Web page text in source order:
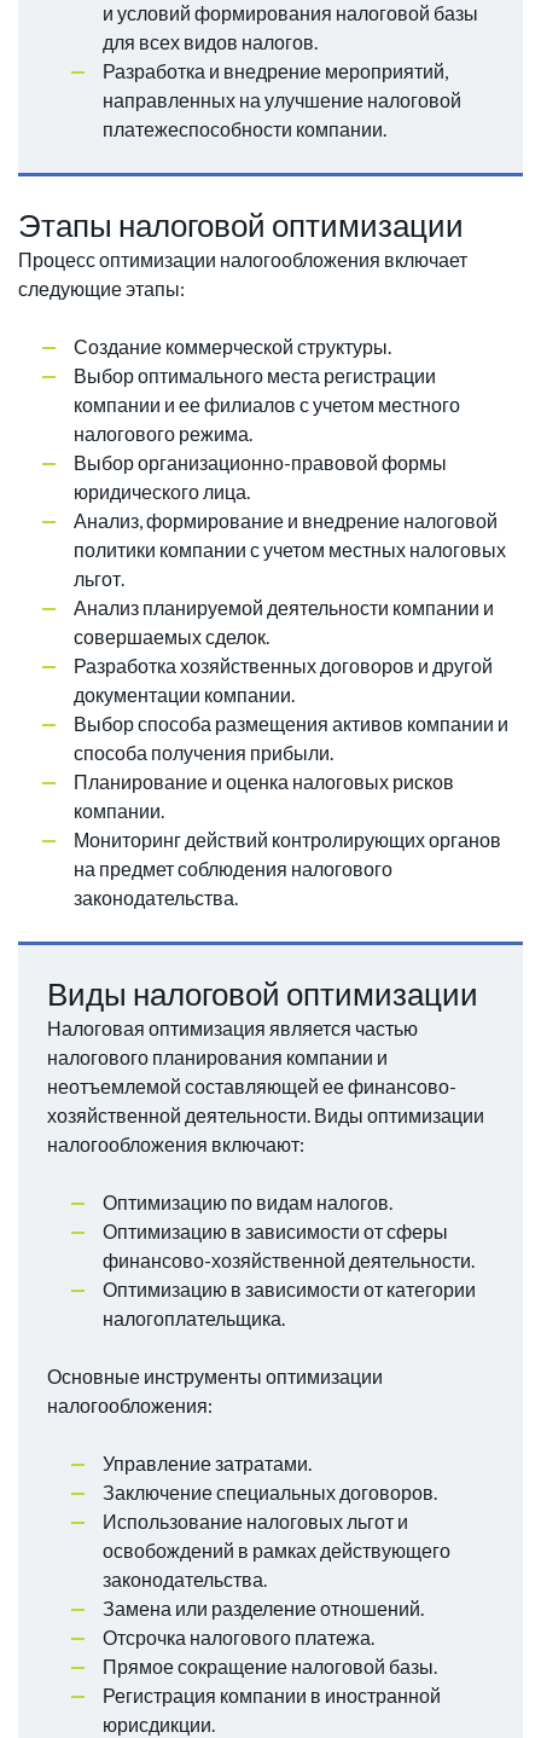
и условий формирования налоговой базы
для всех видов налогов.
Разработка и внедрение мероприятий,
направленных на улучшение налоговой
платежеспособности компании.
Этапы налоговой оптимизации
Процесс оптимизации налогообложения включает
следующие этапы:
Создание коммерческой структуры.
Выбор оптимального места регистрации
компании и ее филиалов с учетом местного
налогового режима.
Выбор организационно-правовой формы
юридического лица.
Анализ, формирование и внедрение налоговой
политики компании с учетом местных налоговых
льгот.
Анализ планируемой деятельности компании и
совершаемых сделок.
Разработка хозяйственных договоров и другой
документации компании.
Выбор способа размещения активов компании и
способа получения прибыли.
Планирование и оценка налоговых рисков
компании.
Мониторинг действий контролирующих органов
на предмет соблюдения налогового
законодательства.
Виды налоговой оптимизации
Налоговая оптимизация является частью
налогового планирования компании и
неотъемлемой составляющей ее финансово-
хозяйственной деятельности. Виды оптимизации
налогообложения включают:
Оптимизацию по видам налогов.
Оптимизацию в зависимости от сферы
финансово-хозяйственной деятельности.
Оптимизацию в зависимости от категории
налогоплательщика.
Основные инструменты оптимизации
налогообложения:
Управление затратами.
Заключение специальных договоров.
Использование налоговых льгот и
освобождений в рамках действующего
законодательства.
Замена или разделение отношений.
Отсрочка налогового платежа.
Прямое сокращение налоговой базы.
Регистрация компании в иностранной
юрисдикции.